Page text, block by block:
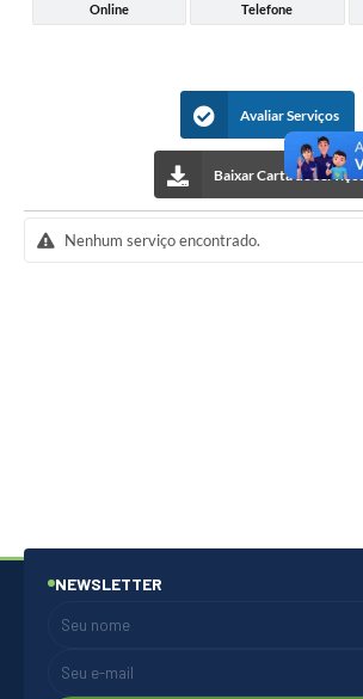
Online Telefone
Avaliar Serviços
Baixar Carta de Serviços
Nenhum serviço encontrado.
NEWSLETTER